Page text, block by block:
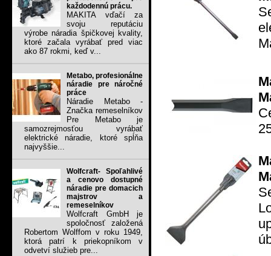
každodennú prácu.
MAKITA vďačí za
svoju reputáciu
výrobe náradia špičkovej kvality,
ktoré začala vyrábať pred viac
ako 87 rokmi, keď v...
Metabo, profesionálne
náradie pre náročné
práce
Náradie Metabo -
Značka remeselníkov
Pre Metabo je
samozrejmosťou vyrábať
elektrické náradie, ktoré spĺňa
najvyššie...
Wolfcraft- Spoľahlivé
a cenovo dostupné
náradie pre domacich
majstrov a
remeselníkov
Wolfcraft GmbH je
spoločnosť založená
Robertom Wolffom v roku 1949,
ktorá patrí k priekopníkom v
odvetví služieb pre...